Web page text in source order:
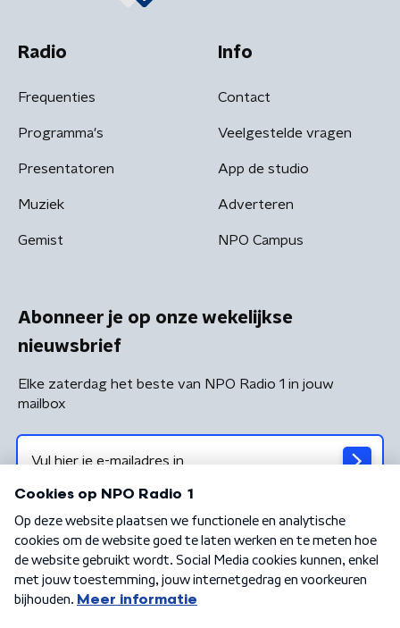
Radio
Frequenties
Programma's
Presentatoren
Muziek
Gemist
Info
Contact
Veelgestelde vragen
App de studio
Adverteren
NPO Campus
Abonneer je op onze wekelijkse
nieuwsbrief
Elke zaterdag het beste van NPO Radio 1 in jouw
mailbox
Algemene voorwaarden